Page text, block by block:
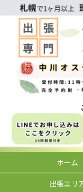
ホーム
出張エリ